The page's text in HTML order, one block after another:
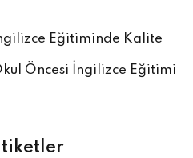
Eğitiminde Kalite
Öncesi İngilizce Eğitimi